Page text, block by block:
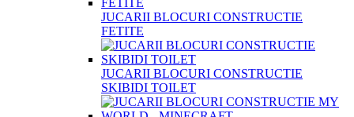
JUCARII BLOCURI CONSTRUCTIE
FETITE
JUCARII BLOCURI CONSTRUCTIE
SKIBIDI TOILET